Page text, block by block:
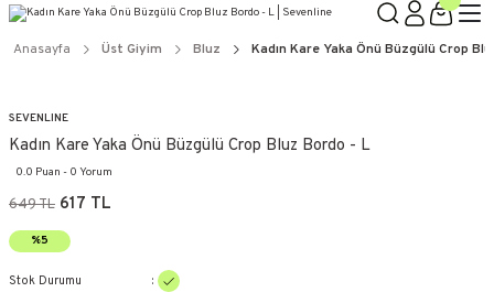
Anasayfa Üst Giyim Bluz Kadın Kare Yaka Önü Büzgülü Crop
SEVENLINE
Kadın Kare Yaka Önü Büzgülü Crop Bluz Bordo - L
0.0 Puan - 0 Yorum
649 TL 617 TL
%5
Stok Durumu